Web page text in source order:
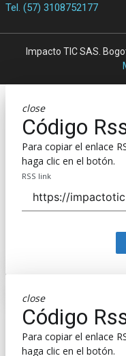
Tel. (57) 3108752177
Impacto TIC SAS.
close
Código
Para copiar el enlace
haga clic en el botón.
RSS link
close
Código
Para copiar el enlace
haga clic en el botón.